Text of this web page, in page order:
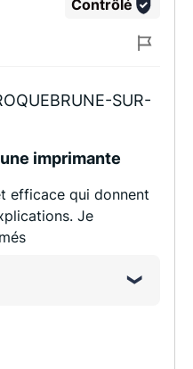
Contrôlé
SUR-
imprimante
efficace qui donnent
Je